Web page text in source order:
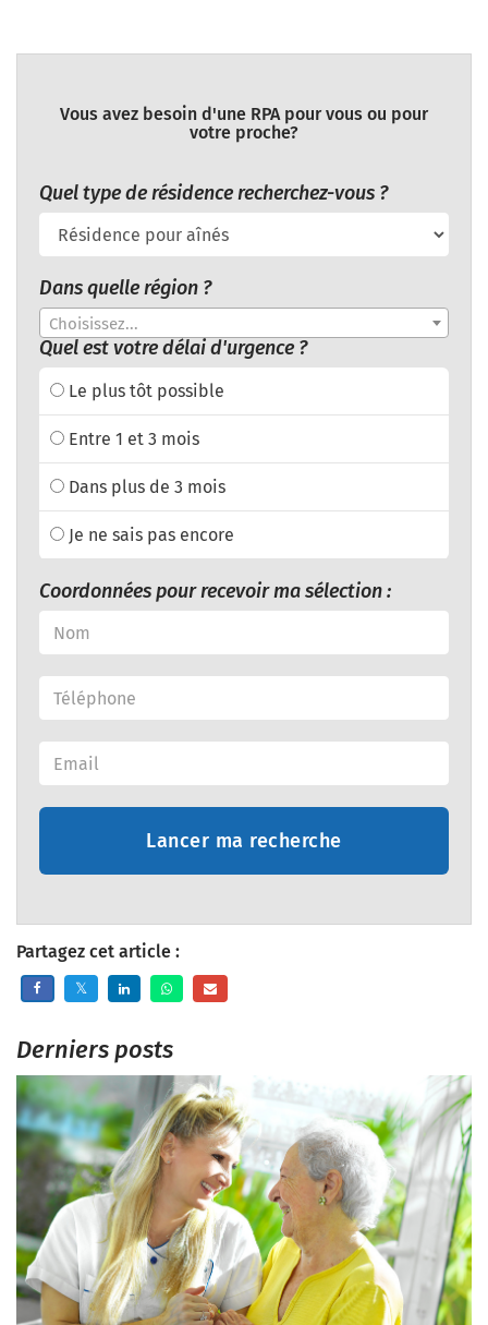
Vous avez besoin d'une RPA pour vous ou pour
votre proche?
Quel type de résidence recherchez-vous ?
Dans quelle région ?
Choisissez...
Quel est votre délai d'urgence ?
Le plus tôt possible
Entre 1 et 3 mois
Dans plus de 3 mois
Je ne sais pas encore
Coordonnées pour recevoir ma sélection :
Lancer ma recherche
Partagez cet article :
Derniers posts